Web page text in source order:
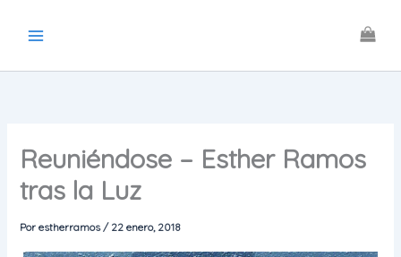
Reuniéndose – Esther Ramos
tras la Luz
Porestherramos/ 22 enero, 2018